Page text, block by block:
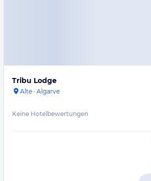
Tribu Lodge
Alte · Algarve
Keine Hotelbewertungen